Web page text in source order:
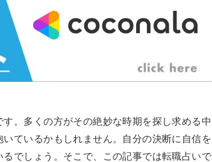
。多くの方がその絶妙な時期を探し求める中
ているかもしれません。自分の決断に自信を
でしょう。そこで、この記事では転職占いで